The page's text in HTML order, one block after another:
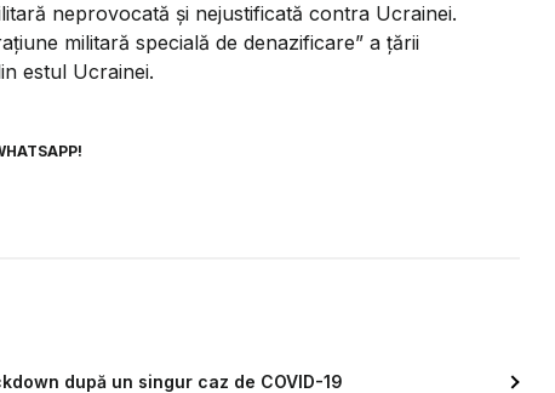
neprovocată şi nejustificată contra Ucrainei.
militară specială de denazificare” a ţării
estul Ucrainei.
după un singur caz de COVID-19